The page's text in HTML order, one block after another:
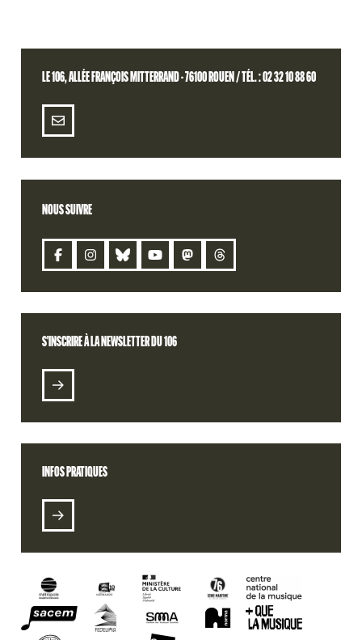
LE 106, ALLÉE FRANÇOIS MITTERRAND - 76100 ROUEN / TÉL. : 02 32 10 88 60
NOUS SUIVRE
S'INSCRIRE À LA NEWSLETTER DU 106
INFOS PRATIQUES
CONTACT
S'INSCRIRE À LA NEWSLETTER DU 106
BILLETTERIE
RETROUVEZ VOTRE COMMANDE
RADIO 106
PODCASTS